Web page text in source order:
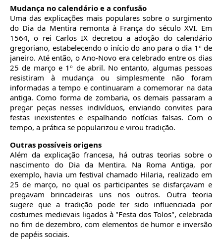
Mudança no calendário e a confusão
Uma das explicações mais populares sobre o surgimento
do Dia da Mentira remonta à França do século XVI. Em
1564, o rei Carlos IX decretou a adoção do calendário
gregoriano, estabelecendo o início do ano para o dia 1º de
janeiro. Até então, o Ano-Novo era celebrado entre os dias
25 de março e 1º de abril. No entanto, algumas pessoas
resistiram à mudança ou simplesmente não foram
informadas a tempo e continuaram a comemorar na data
antiga. Como forma de zombaria, os demais passaram a
pregar peças nesses indivíduos, enviando convites para
festas inexistentes e espalhando notícias falsas. Com o
tempo, a prática se popularizou e virou tradição.
Outras possíveis origens
Além da explicação francesa, há outras teorias sobre o
nascimento do Dia da Mentira. Na Roma Antiga, por
exemplo, havia um festival chamado Hilaria, realizado em
25 de março, no qual os participantes se disfarçavam e
pregavam brincadeiras uns nos outros. Outra teoria
sugere que a tradição pode ter sido influenciada por
costumes medievais ligados à "Festa dos Tolos", celebrada
no fim de dezembro, com elementos de humor e inversão
de papéis sociais.